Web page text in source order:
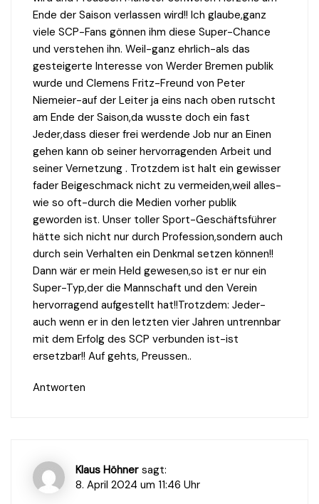
Ende der Saison verlassen wird!! Ich glaube,ganz
viele SCP-Fans gönnen ihm diese Super-Chance
und verstehen ihn. Weil-ganz ehrlich-als das
gesteigerte Interesse von Werder Bremen publik
wurde und Clemens Fritz-Freund von Peter
Niemeier-auf der Leiter ja eins nach oben rutscht
am Ende der Saison,da wusste doch ein fast
Jeder,dass dieser frei werdende Job nur an Einen
gehen kann ob seiner hervorragenden Arbeit und
seiner Vernetzung . Trotzdem ist halt ein gewisser
fader Beigeschmack nicht zu vermeiden,weil alles-
wie so oft-durch die Medien vorher publik
geworden ist. Unser toller Sport-Geschäftsführer
hätte sich nicht nur durch Profession,sondern auch
durch sein Verhalten ein Denkmal setzen können!!
Dann wär er mein Held gewesen,so ist er nur ein
Super-Typ,der die Mannschaft und den Verein
hervorragend aufgestellt hat!!Trotzdem: Jeder-
auch wenn er in den letzten vier Jahren untrennbar
mit dem Erfolg des SCP verbunden ist-ist
ersetzbar!! Auf gehts, Preussen..
Antworten
Klaus Höhner sagt:
8. April 2024 um 11:46 Uhr